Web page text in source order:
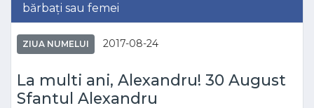
bărbați sau femei
ZIUA NUMELUI 2017-08-24
La multi ani, Alexandru! 30 August
Sfantul Alexandru